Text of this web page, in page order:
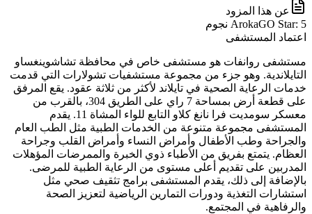
عن هذا المزود
ArokaGO Star: 5 نجوم
اعتماد المستشفى
مستشفى روانفات هو مستشفى خاص في محافظة تشاشوينغساو
التايلاندية. وهو جزء من مجموعة مستشفيات تشولارات التي قدمت
خدمات الرعاية الصحية في تايلاند لأكثر من ثلاثة عقود. يقع المرفق
على قطعة أرض بمساحة 7 راي على الطريق 304، بالقرب من
معسكر سومديت فرا نانغ كلاو التابع للواء المشاة 11. يقدم
المستشفى مجموعة متنوعة من الخدمات الطبية مثل الطب العام
والجراحة وطب الأطفال وأمراض النساء وأمراض القلب وجراحة
العظام. يتمتع بفريق من الأطباء ذوي الخبرة والممرضات المؤهلات
المدربين على تقديم أعلى مستوى من الرعاية الطبية للمرضى.
بالإضافة إلى ذلك، يقدم المستشفى برامج تثقيف صحي مثل
استشارات التغذية ودورات التمارين الرياضية لتعزيز الصحة
والرفاهية في المجتمع.